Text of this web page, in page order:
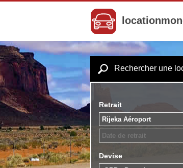
Rechercher une
Retrait
Devise